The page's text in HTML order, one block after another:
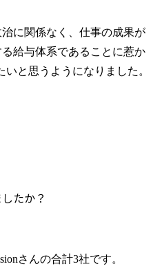
に関係なく、仕事の成果が
給与体系であることに惹か
と思うようになりました。
たか？
さんの合計3社です。